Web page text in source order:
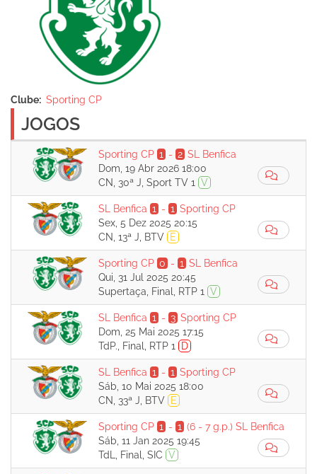
Clube Sporting CP
JOGOS
Sporting CP 1 - 2 SL Benfica
Dom, 19 Abr 2026 18:00
CN, 30ª J, Sport TV 1
V
SL Benfica 1 - 1 Sporting CP
Sex, 5 Dez 2025 20:15
CN, 13ª J, BTV
E
Sporting CP 0 - 1 SL Benfica
Qui, 31 Jul 2025 20:45
Supertaça, Final, RTP 1
V
SL Benfica 1 - 3 Sporting CP
Dom, 25 Mai 2025 17:15
TdP., Final, RTP 1
D
SL Benfica 1 - 1 Sporting CP
Sáb, 10 Mai 2025 18:00
CN, 33ª J, BTV
E
Sporting CP 1 - 1 (6 - 7 g.p.) SL Benfica
Sáb, 11 Jan 2025 19:45
TdL, Final, SIC V